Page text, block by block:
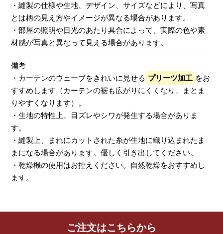
・縫製の仕様や生地、デザイン、サイズなどにより、写真
とは柄の見え方やイメージが異なる場合があります。
・部屋の照明や日光のあたり具合によって、実際の色や素
材感が写真と異なって見える場合があります。
備考
・カーテンのウェーブをきれいに見せる プリーツ加工 をお
すすめします（カーテンの裾も広がりにくくなり、まとま
りやすくなります）。
・生地の特性上、目ズレやシワが発生する場合がありま
す。
・縫製上、まれにカットされた糸が生地に織り込まれたま
まになる場合があります。優しく引き出してください。
・乾燥機の使用はお控えください。自然乾燥をおすすめし
ます。
レビューを書く
ご注文はこちらから